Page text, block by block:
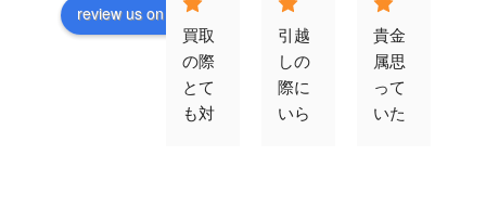
review us on
買取
の際
とて
も対
引越
しの
際に
いら
貴金
属思
って
いた